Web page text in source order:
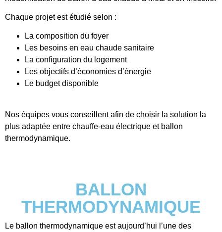
Chaque projet est étudié selon :
La composition du foyer
Les besoins en eau chaude sanitaire
La configuration du logement
Les objectifs d’économies d’énergie
Le budget disponible
Nos équipes vous conseillent afin de choisir la solution la
plus adaptée entre chauffe-eau électrique et ballon
thermodynamique.
BALLON
THERMODYNAMIQUE
Le ballon thermodynamique est aujourd’hui l’une des